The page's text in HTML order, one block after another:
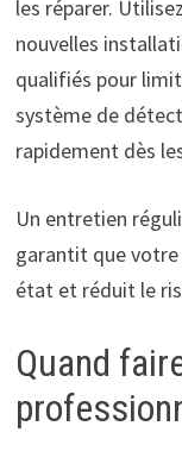
les réparer.
nouvelles
qualifiés pour
système de
rapidement dès
Un entretien
garantit que votre
état et réduit le
Quand